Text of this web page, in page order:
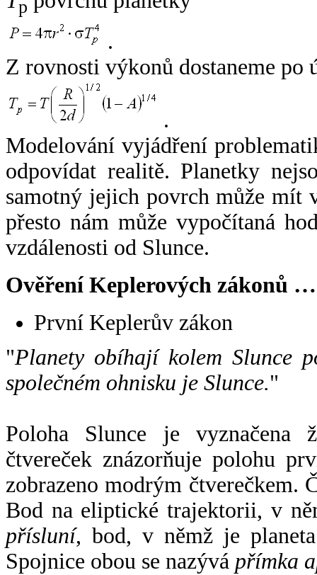
p
.
Z rovnosti výkonů dostaneme po
.
Modelování vyjádření
odpovídat realitě. Planetky
samotný jejich povrch může mít
přesto nám může vypočítaná
vzdálenosti od Slunce.
Ověření Keplerových zákonů …
První Keplerův zákon
"Planety obíhají kolem Slunce
společném ohnisku je Slunce."
Poloha Slunce je vyznačena
čtvereček znázorňuje polohu
zobrazeno modrým čtverečkem.
Bod na eliptické trajektorii, v
přísluní, bod, v němž je
Spojnice obou se nazývá přímka